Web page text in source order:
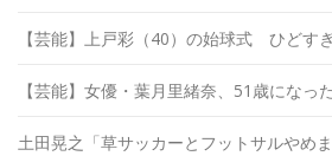
【芸能】上戸彩（40）の始球式 ひどす
【芸能】女優・葉月里緒奈、51歳になっ
土田晃之「草サッカーとフットサルやめ